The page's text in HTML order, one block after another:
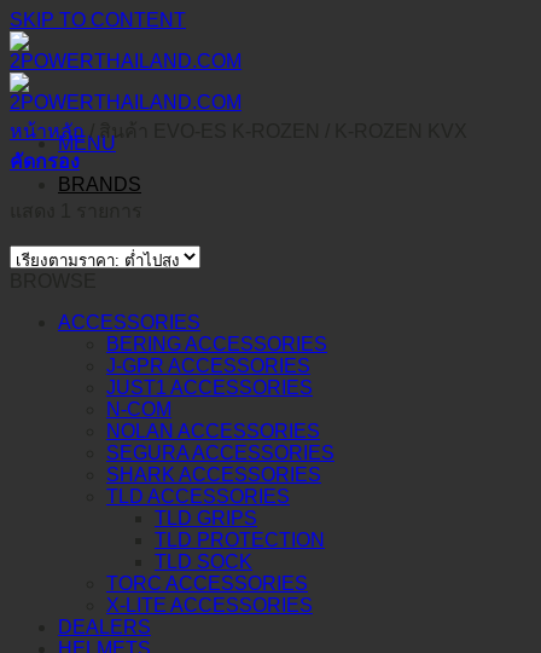
SKIP TO CONTENT
MENU
BRANDS
หน้าหลัก / สินค้า EVO-ES K-ROZEN
คัดกรอง
ACCESSORIES
BERING ACCESSORIES
J-GPR ACCESSORIES
JUST1 ACCESSORIES
N-COM
NOLAN ACCESSORIES
SEGURA ACCESSORIES
SHARK ACCESSORIES
TLD ACCESSORIES
TLD GRIPS
TLD PROTECTION
TLD SOCK
TORC ACCESSORIES
X-LITE ACCESSORIES
DEALERS
HELMETS